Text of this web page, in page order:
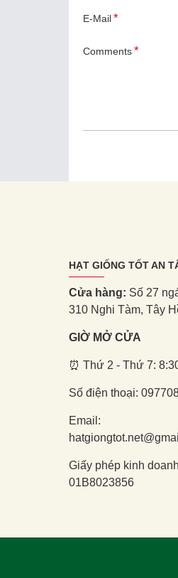
E-Mail
Comments
HẠT GIỐNG TỐT AN
Cửa hàng: Số 27
310 Nghi Tàm, Tây
GIỜ MỞ CỬA
⏰ Thứ 2 - Thứ 7:
Số điện thoại:
Email:
Giấy phép kinh
01B8023856